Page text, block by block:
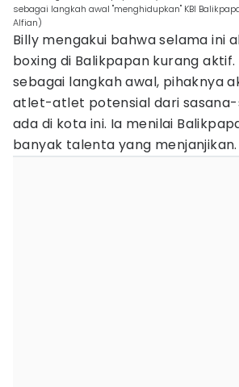
sebagai langkah awal "menghidupkan" KBI
Alfian)
Billy mengakui bahwa selama ini
boxing di Balikpapan kurang
sebagai langkah awal, pihaknya
atlet-atlet potensial dari sasana-
ada di kota ini. Ia menilai
banyak talenta yang menjanjikan.